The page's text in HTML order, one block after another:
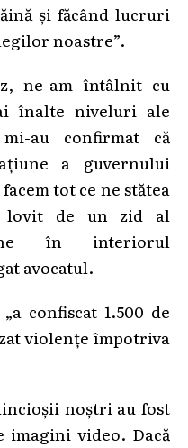
și făcând lucruri
noastre”.
ne-am întâlnit cu
înalte niveluri ale
au confirmat că
a guvernului
tot ce ne stătea
lovit de un zid al
în interiorul
avocatul.
confiscat 1.500 de
violențe împotriva
noștri au fost
imagini video. Dacă